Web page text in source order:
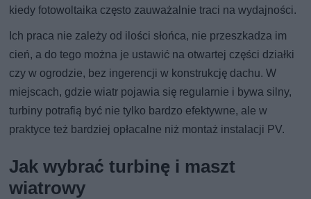
kiedy fotowoltaika często zauważalnie traci na wydajności.
Ich praca nie zależy od ilości słońca, nie przeszkadza im
cień, a do tego można je ustawić na otwartej części działki
czy w ogrodzie, bez ingerencji w konstrukcję dachu. W
miejscach, gdzie wiatr pojawia się regularnie i bywa silny,
turbiny potrafią być nie tylko bardzo efektywne, ale w
praktyce też bardziej opłacalne niż montaż instalacji PV.
Jak wybrać turbinę i maszt
wiatrowy